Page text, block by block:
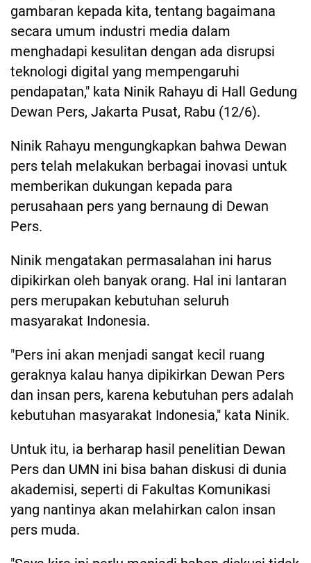
gambaran kepada kita, tentang bagaimana
secara umum industri media dalam
menghadapi kesulitan dengan ada disrupsi
teknologi digital yang mempengaruhi
pendapatan," kata Ninik Rahayu di Hall Gedung
Dewan Pers, Jakarta Pusat, Rabu (12/6).
Ninik Rahayu mengungkapkan bahwa Dewan
pers telah melakukan berbagai inovasi untuk
memberikan dukungan kepada para
perusahaan pers yang bernaung di Dewan
Pers.
Ninik mengatakan permasalahan ini harus
dipikirkan oleh banyak orang. Hal ini lantaran
pers merupakan kebutuhan seluruh
masyarakat Indonesia.
"Pers ini akan menjadi sangat kecil ruang
geraknya kalau hanya dipikirkan Dewan Pers
dan insan pers, karena kebutuhan pers adalah
kebutuhan masyarakat Indonesia," kata Ninik.
Untuk itu, ia berharap hasil penelitian Dewan
Pers dan UMN ini bisa bahan diskusi di dunia
akademisi, seperti di Fakultas Komunikasi
yang nantinya akan melahirkan calon insan
pers muda.